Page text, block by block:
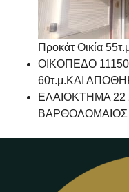
Προκάτ Οικία
ΟΙΚΟΠΕΔΟ
60τ.μ.ΚΑΙ
ΕΛΑΙΟΚΤΗΜΑ
ΒΑΡΘΟΛΟΜΑΙΟΣ